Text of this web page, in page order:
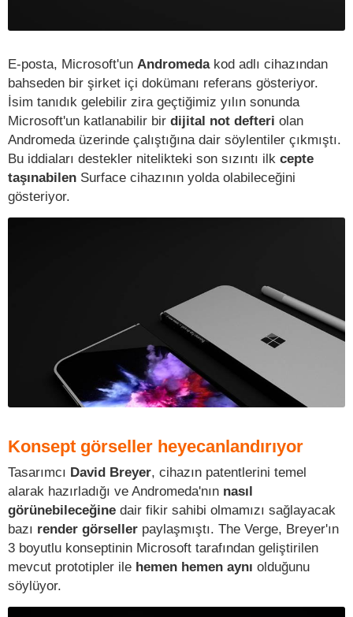
E-posta, Microsoft'un Andromedakod adlı cihazından
bahseden bir şirket içi dokümanı referans gösteriyor.
İsim tanıdık gelebilir zira geçtiğimiz yılın sonunda
Microsoft'un katlanabilir bir dijital not defteri olan
Andromeda üzerinde çalıştığına dair söylentiler çıkmıştı.
Bu iddiaları destekler nitelikteki son sızıntı ilk cepte
taşınabilen Surface cihazının yolda olabileceğini
gösteriyor.
Konsept görseller heyecanlandırıyor
Tasarımcı David Breyer, cihazın patentlerini temel
alarak hazırladığı ve Andromeda'nın nasıl
görünebileceğine dair fikir sahibi olmamızı sağlayacak
bazı render görseller paylaşmıştı. The Verge, Breyer'ın
3 boyutlu konseptinin Microsoft tarafından geliştirilen
mevcut prototipler ile hemen hemen aynı olduğunu
söylüyor.